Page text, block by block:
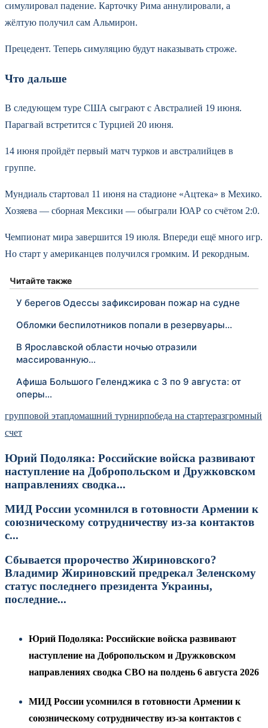
симулировал падение. Карточку Рима аннулировали, а
жёлтую получил сам Альмирон.
Прецедент. Теперь симуляцию будут наказывать строже.
Что дальше
В следующем туре США сыграют с Австралией 19 июня.
Парагвай встретится с Турцией 20 июня.
14 июня пройдёт первый матч турков и австралийцев в
группе.
Мундиаль стартовал 11 июня на стадионе «Ацтека» в Мехико.
Хозяева — сборная Мексики — обыграли ЮАР со счётом 2:0.
Чемпионат мира завершится 19 июля. Впереди ещё много игр.
Но старт у американцев получился громким. И рекордным.
Читайте также
У берегов Одессы зафиксирован пожар на судне
Обломки беспилотников попали в резервуары…
В Ярославской области ночью отразили
массированную…
Афиша Большого Геленджика с 3 по 9 августа: от
оперы…
групповой этапдомашний турнирпобеда на стартеразгромный
счет
Юрий Подоляка: Российские войска развивают
наступление на Добропольском и Дружковском
направлениях сводка...
МИД России усомнился в готовности Армении к
союзническому сотрудничеству из-за контактов
с...
Сбывается пророчество Жириновского?
Владимир Жириновский предрекал Зеленскому
статус последнего президента Украины,
последние...
Юрий Подоляка: Российские войска развивают
наступление на Добропольском и Дружковском
направлениях сводка СВО на полдень 6 августа 2026
МИД России усомнился в готовности Армении к
союзническому сотрудничеству из-за контактов с